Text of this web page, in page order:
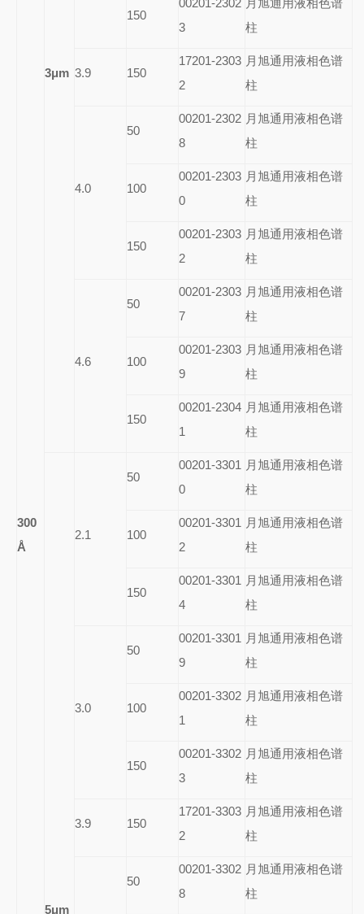
300
Å
3μm
150
00201-2302
3
月旭通用液相色谱
柱
3.9 150
17201-2303
2
月旭通用液相色谱
柱
4.0
50
00201-2302
8
月旭通用液相色谱
柱
100
00201-2303
0
月旭通用液相色谱
柱
150
00201-2303
2
月旭通用液相色谱
柱
4.6
50
00201-2303
7
月旭通用液相色谱
柱
100
00201-2303
9
月旭通用液相色谱
柱
150
00201-2304
1
月旭通用液相色谱
柱
5μm
2.1
50
00201-3301
0
月旭通用液相色谱
柱
100
00201-3301
2
月旭通用液相色谱
柱
150
00201-3301
4
月旭通用液相色谱
柱
3.0
50
00201-3301
9
月旭通用液相色谱
柱
100
00201-3302
1
月旭通用液相色谱
柱
150
00201-3302
3
月旭通用液相色谱
柱
3.9 150
17201-3303
2
月旭通用液相色谱
柱
50
00201-3302
8
月旭通用液相色谱
柱